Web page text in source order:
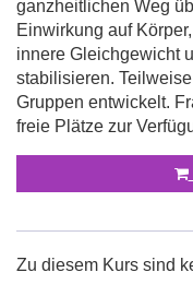
ganzheitlichen Weg
Einwirkung auf
innere Gleichgewicht
stabilisieren.
Gruppen entwickelt.
freie Plätze zur
Zu diesem Kurs sind